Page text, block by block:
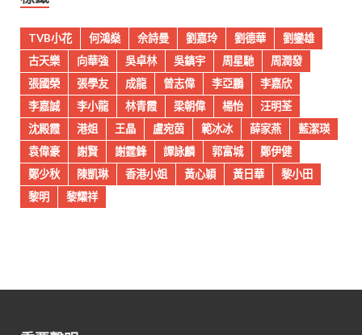
TVB小花 何鴻燊 佘詩曼 劉嘉玲 劉德華
劉鑾雄
古天樂
向華強 吳卓林 吳鎮宇 周星馳
周潤發
張國榮
張學友 成龍 曾志偉 李亞鵬
李嘉欣
李嘉誠
李小龍 林青霞 梁朝偉 楊怡
汪明荃
沈殿霞
港姐 王晶 盧宛茵 範冰冰 薛家燕
藍潔瑛
袁偉豪
謝賢 謝霆鋒 譚詠麟 郭富城
鄭伊健
鄭少秋
陳凱琳 香港小姐 黃心穎 黃日華
黎小田
黎明
黎耀祥